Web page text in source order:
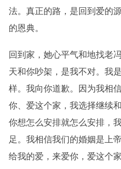
法。真正的路，是回到爱的
的恩典。
回到家，她心平气和地找老
天和你吵架，是我不对。我
样。我向你道歉。因为我相
你、爱这个家，我选择继续
你想怎么安排就怎么安排，
足。我相信我们的婚姻是上
给我的爱，来爱你，爱这个